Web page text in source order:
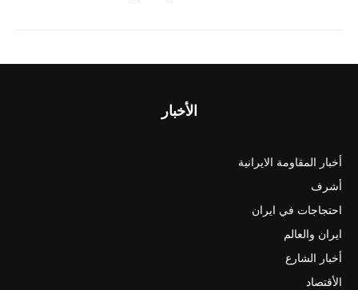
الأخبار
أخبار المقاومة الايرانية
أشرف
احتجاجات في ايران
ايران والعالم
أخبار الشارع
الأقتصاد